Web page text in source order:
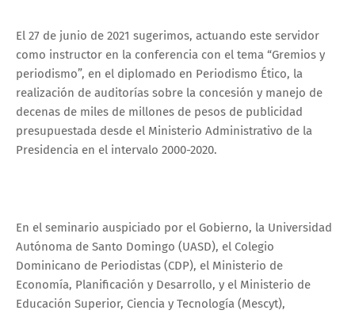
El 27 de junio de 2021 sugerimos, actuando este servidor
como instructor en la conferencia con el tema “Gremios y
periodismo”, en el diplomado en Periodismo Ético, la
realización de auditorías sobre la concesión y manejo de
decenas de miles de millones de pesos de publicidad
presupuestada desde el Ministerio Administrativo de la
Presidencia en el intervalo 2000-2020.
En el seminario auspiciado por el Gobierno, la Universidad
Autónoma de Santo Domingo (UASD), el Colegio
Dominicano de Periodistas (CDP), el Ministerio de
Economía, Planificación y Desarrollo, y el Ministerio de
Educación Superior, Ciencia y Tecnología (Mescyt),